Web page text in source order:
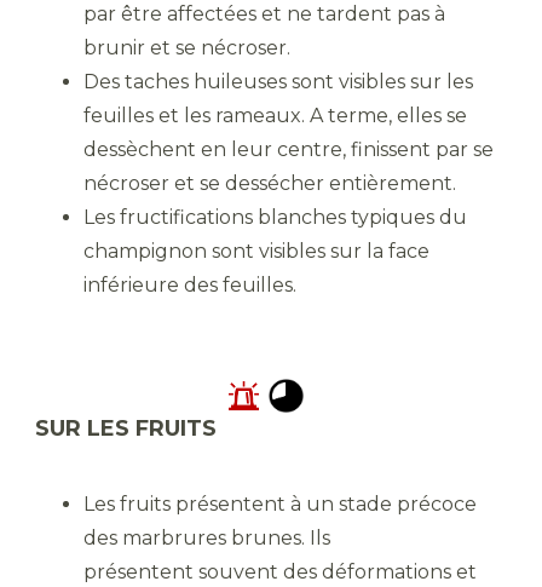
par être affectées et ne tardent pas à
brunir et se nécroser.
Des taches huileuses sont visibles sur les
feuilles et les rameaux. A terme, elles se
dessèchent en leur centre, finissent par se
nécroser et se dessécher entièrement.
Les fructifications blanches typiques du
champignon sont visibles sur la face
inférieure des feuilles.
SUR LES FRUITS
Les fruits présentent à un stade précoce
des marbrures brunes. Ils
présentent souvent des déformations et